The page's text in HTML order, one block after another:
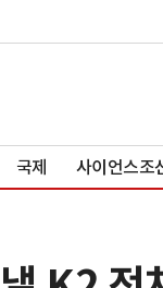
국제 사이언스조